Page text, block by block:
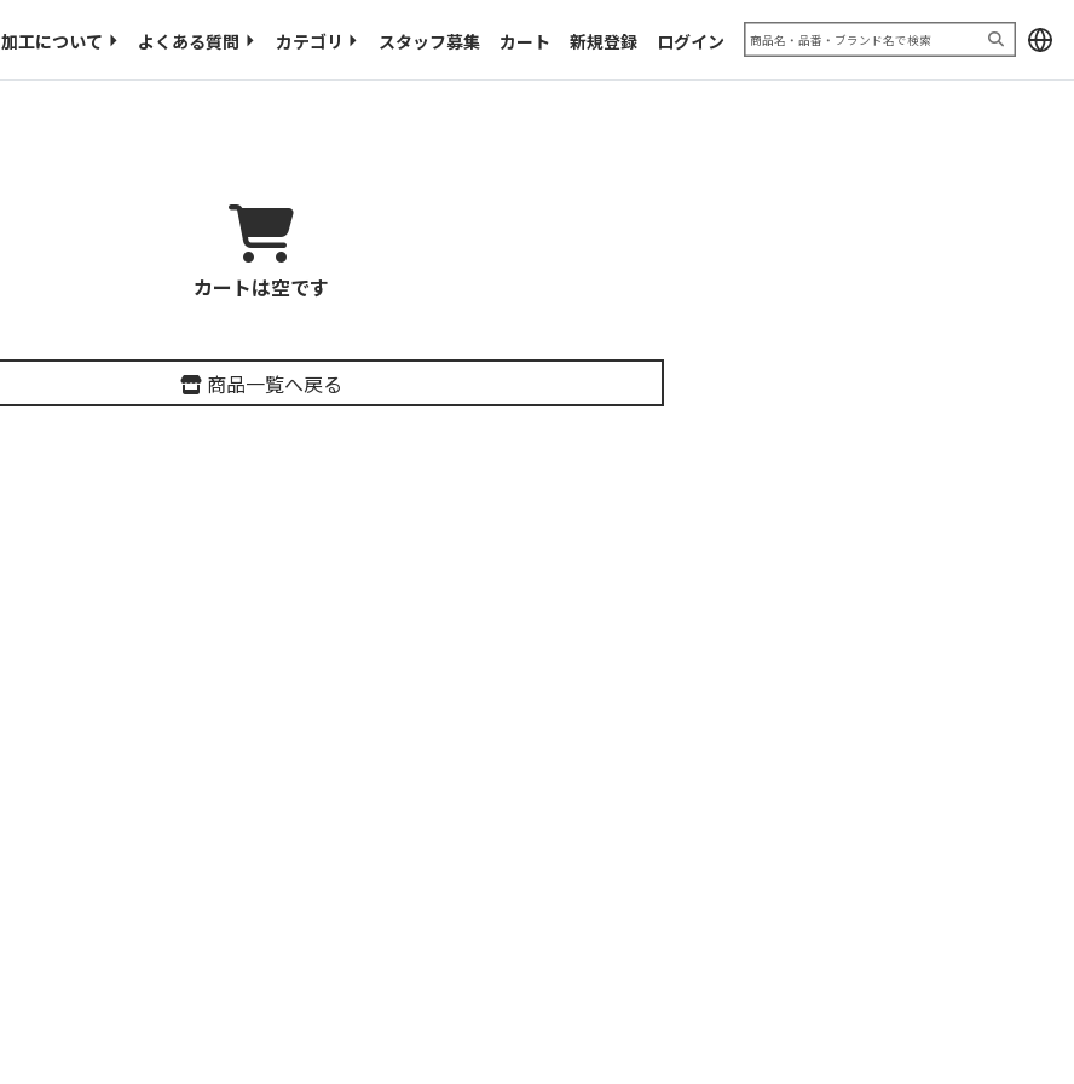
加工について よくある質問 カテゴリ スタッフ募集 カート 新規登録 ログイン
特定商取引に基づく表記 プライバシーポリシー 利用規約 推奨ブラウザ
2025」
ご入稿用のテンプレート 海外発送について お問い合わせフォーム
カートは空です
商品一覧へ戻る